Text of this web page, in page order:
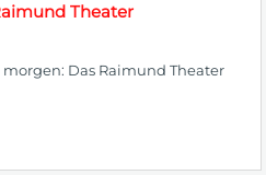
Theater
Das Raimund Theater